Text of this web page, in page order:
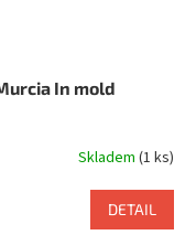
In mold
Skladem (1 ks)
DETAIL